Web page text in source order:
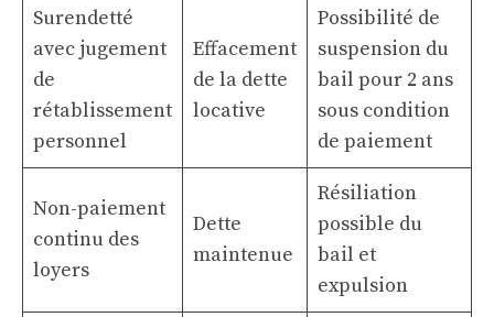
Surendetté
avec jugement
de
rétablissement
personnel
Effacement
de la dette
locative
Possibilité de
suspension du
bail pour 2 ans
sous condition
de paiement
Non-paiement
continu des
loyers
Dette
maintenue
Résiliation
possible du
bail et
expulsion